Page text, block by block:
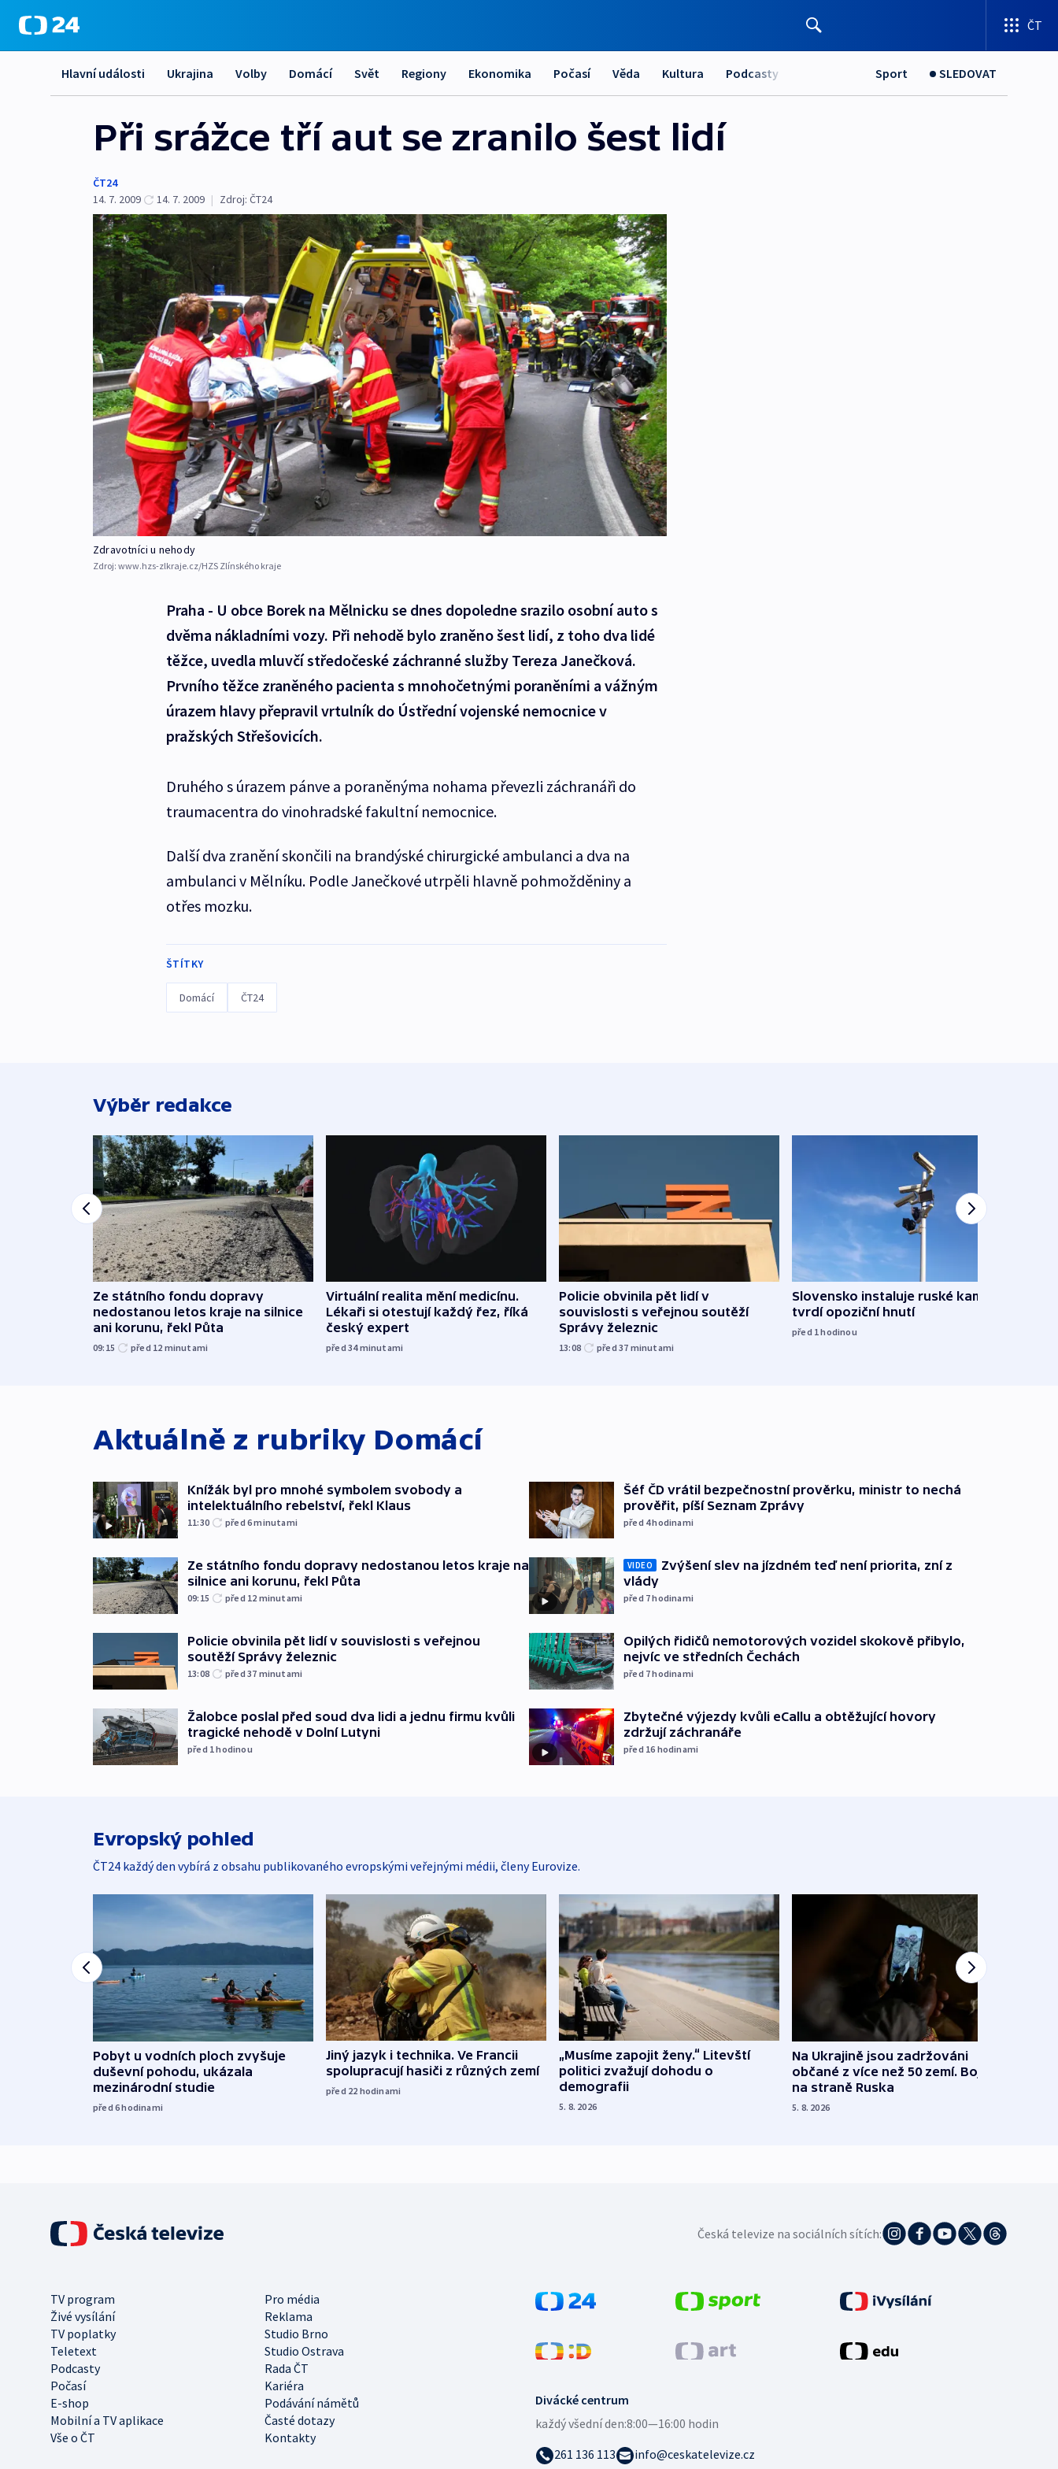
ČT
Hlavní události Ukrajina Volby Domácí Svět Regiony Ekonomika Počasí Věda Kultura Podcasty Sport SLEDOVAT
Při srážce tří aut se zranilo šest lidí
ČT24
14. 7. 2009
14. 7. 2009 | Zdroj: ČT24
Zdravotníci u nehody
Zdroj: www.hzs-zlkraje.cz/HZS Zlínského kraje
Praha - U obce Borek na Mělnicku se dnes dopoledne srazilo osobní auto s
dvěma nákladními vozy. Při nehodě bylo zraněno šest lidí, z toho dva lidé
těžce, uvedla mluvčí středočeské záchranné služby Tereza Janečková.
Prvního těžce zraněného pacienta s mnohočetnými poraněními a vážným
úrazem hlavy přepravil vrtulník do Ústřední vojenské nemocnice v
pražských Střešovicích.
Druhého s úrazem pánve a poraněnýma nohama převezli záchranáři do
traumacentra do vinohradské fakultní nemocnice.
Další dva zranění skončili na brandýské chirurgické ambulanci a dva na
ambulanci v Mělníku. Podle Janečkové utrpěli hlavně pohmožděniny a
otřes mozku.
ŠTÍTKY
Domácí ČT24
Výběr redakce
Ze státního fondu dopravy
nedostanou letos kraje na silnice
ani korunu, řekl Půta
09:15 před 12 minutami
Virtuální realita mění medicínu.
Lékaři si otestují každý řez, říká
český expert
před 34minutami
Policie obvinila pět lidí v
souvislosti s veřejnou soutěží
Správy železnic
13:08 před 37 minutami
Slovensko instaluje ruské kamery,
tvrdí opoziční hnutí
před 1hodinou
Aktuálně z rubriky Domácí
Knížák byl pro mnohé symbolem svobody a
intelektuálního rebelství, řekl Klaus
11:30 před 6minutami
Ze státního fondu dopravy nedostanou letos kraje na
silnice ani korunu, řekl Půta
09:15 před 12 minutami
Policie obvinila pět lidí v souvislosti s veřejnou
soutěží Správy železnic
13:08 před 37 minutami
Žalobce poslal před soud dva lidi a jednu firmu kvůli
tragické nehodě v Dolní Lutyni
před 1hodinou
Šéf ČD vrátil bezpečnostní prověrku, ministr to nechá
prověřit, píší Seznam Zprávy
před 4hodinami
VIDEO
Zvýšení slev na jízdném teď není priorita, zní z
vlády
před 7hodinami
Opilých řidičů nemotorových vozidel skokově přibylo,
nejvíc ve středních Čechách
před 7hodinami
Zbytečné výjezdy kvůli eCallu a obtěžující hovory
zdržují záchranáře
před 16 hodinami
Evropský pohled
ČT24 každý den vybírá z obsahu publikovaného evropskými veřejnými médii, členy Eurovize.
Pobyt u vodních ploch zvyšuje
duševní pohodu, ukázala
mezinárodní studie
před 6hodinami
Jiný jazyk i technika. Ve Francii
spolupracují hasiči z různých zemí
před 22 hodinami
„Musíme zapojit ženy.“ Litevští
politici zvažují dohodu o
demografii
5. 8. 2026
Na Ukrajině jsou zadržováni
občané z více než 50 zemí. Bojovali
na straně Ruska
5. 8. 2026
Česká televize na sociálních sítích:
TV program
Pro média
Živé vysílání
Reklama
TV poplatky
Studio Brno
Teletext
Studio Ostrava
Podcasty
Rada ČT
Počasí
Kariéra
E-shop
Podávání námětů
Mobilní a TV aplikace
Časté dotazy
Vše o ČT
Kontakty
Divácké centrum
každý všední den:8:00—16:00 hodin
261 136 113
info@ceskatelevize.cz